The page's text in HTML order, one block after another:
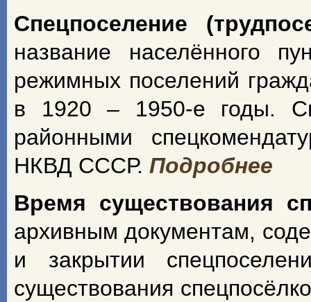
Спецпоселение
название населённого
режимных поселений
в 1920 – 1950-е годы.
районными
НКВД СССР. Подробнее
Время существования
архивным документам,
и закрытии
существования